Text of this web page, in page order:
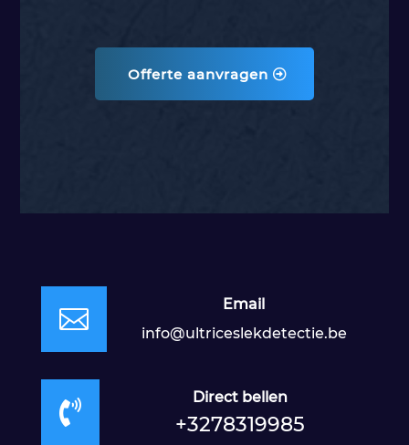
Offerte aanvragen

Email
info@ultriceslekdetectie.be

Direct bellen
+3278319985